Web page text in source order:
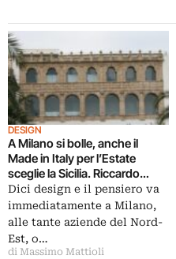
DESIGN
A Milano si bolle, anche il
Made in Italy per l’Estate
sceglie la Sicilia. Riccardo
Dalisi padrino della Palermo
Design Week
Dici design e il pensiero va
immediatamente a Milano,
alle tante aziende del Nord-
Est, o…
di Massimo Mattioli